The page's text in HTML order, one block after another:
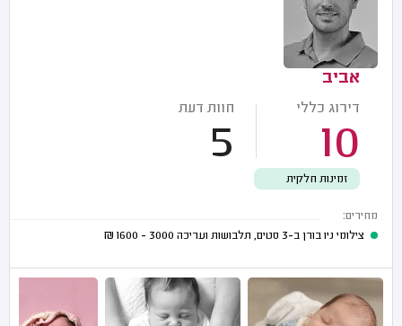
אביב
דירוג כללי
10
חוות דעת
5
זמינות חלקית
מחירים:
צילומי ניו בורן ב-3 סטים, תלבושות ועריכה
3000 - 1600
₪